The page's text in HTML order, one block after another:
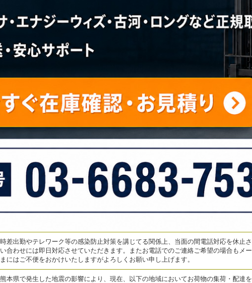
時差出勤やテレワーク等の感染防止対策を講じてる関係上、当面の間電話対応を休
い合わせには即日対応させていただきます。またお電話でのご連絡ご希望の場合もメ
まにはご不便をおかけいたしますがよろしくお願い申し上げます。
熊本県で発生した地震の影響により、現在、以下の地域においてお荷物の集荷・配達を